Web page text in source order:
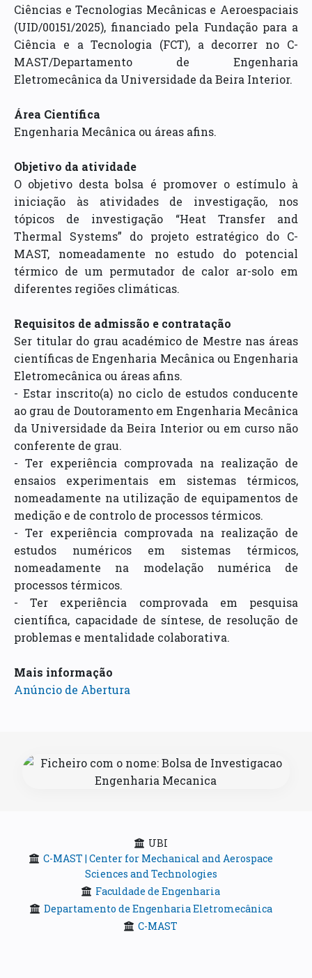
Ciências e Tecnologias Mecânicas e Aeroespaciais
(UID/00151/2025), financiado pela Fundação para a
Ciência e a Tecnologia (FCT), a decorrer no C-
MAST/Departamento de Engenharia
Eletromecânica da Universidade da Beira Interior.
Área Científica
Engenharia Mecânica ou áreas afins.
Objetivo da atividade
O objetivo desta bolsa é promover o estímulo à
iniciação às atividades de investigação, nos
tópicos de investigação “Heat Transfer and
Thermal Systems” do projeto estratégico do C-
MAST, nomeadamente no estudo do potencial
térmico de um permutador de calor ar-solo em
diferentes regiões climáticas.
Requisitos de admissão e contratação
Ser titular do grau académico de Mestre nas áreas
científicas de Engenharia Mecânica ou Engenharia
Eletromecânica ou áreas afins.
- Estar inscrito(a) no ciclo de estudos conducente
ao grau de Doutoramento em Engenharia Mecânica
da Universidade da Beira Interior ou em curso não
conferente de grau.
- Ter experiência comprovada na realização de
ensaios experimentais em sistemas térmicos,
nomeadamente na utilização de equipamentos de
medição e de controlo de processos térmicos.
- Ter experiência comprovada na realização de
estudos numéricos em sistemas térmicos,
nomeadamente na modelação numérica de
processos térmicos.
- Ter experiência comprovada em pesquisa
científica, capacidade de síntese, de resolução de
problemas e mentalidade colaborativa.
Mais informação
Anúncio de Abertura
UBI
C-MAST | Center for Mechanical and Aerospace
Sciences and Technologies
Faculdade de Engenharia
Departamento de Engenharia Eletromecânica
C-MAST